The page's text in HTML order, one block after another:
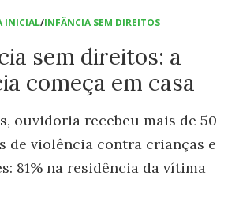
INICIAL/INFÂNCIA SEM DIREITOS
sem direitos: a
começa em casa
ouvidoria recebeu mais de 50
de violência contra crianças e
81% na residência da vítima